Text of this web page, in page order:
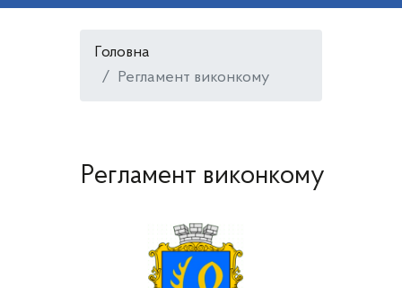
Головна
Регламент виконкому
Регламент виконкому